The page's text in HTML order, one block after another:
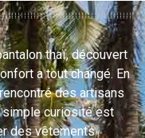
thaï, découvert
a tout changé. En
des artisans
simple curiosité est
des vêtements